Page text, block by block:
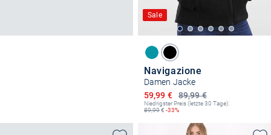
Sale
Navigazione
Damen Jacke
89,99 €
Ermäßigter Preis
59,99 €
Niedrigster Preis (letzte 30 Tage):
89,99€ -33%